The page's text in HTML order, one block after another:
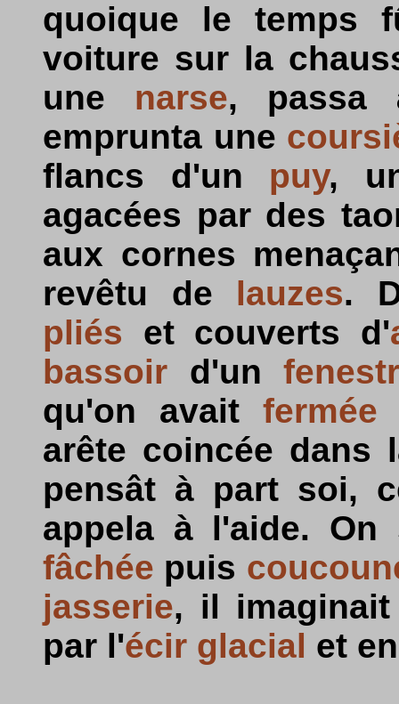
quoique le temps
voiture sur la
une narse,
emprunta une
flancs d'un puy,
agacées par des
aux cornes
revêtu de lauzes.
pliés et couverts d'
bassoir d'un
qu'on avait fermée
arête coincée dans
pensât à part soi,
appela à l'aide.
fâchée puis
jasserie, il
par l'écir glacial et